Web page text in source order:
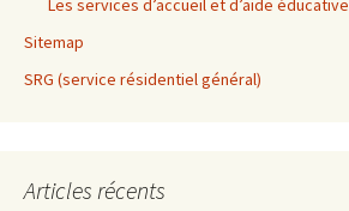
Les services d’accueil et d’aide éducative
Sitemap
SRG (service résidentiel général)
Articles récents